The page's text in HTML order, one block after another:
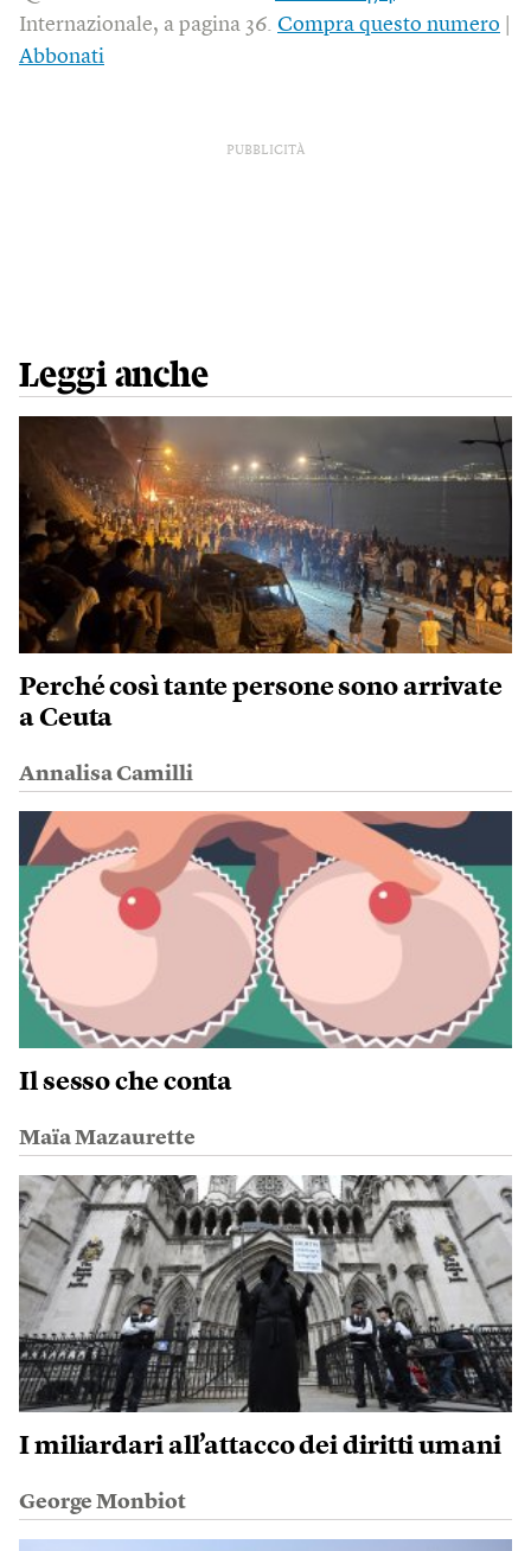
Internazionale, a pagina 36. Compra questo numero
Abbonati
PUBBLICITÀ
Leggi anche
Perché così tante persone sono arrivate
a Ceuta
Annalisa Camilli
Il sesso che conta
Maïa Mazaurette
I miliardari all’attacco dei diritti umani
George Monbiot